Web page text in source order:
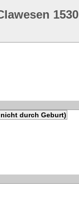
1530
durch Geburt)